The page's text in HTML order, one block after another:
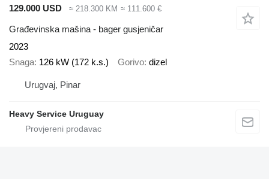
129.000 USD
≈ 218.300 KM ≈ 111.600 €
Građevinska mašina - bager gusjeničar
2023
Snaga 126 kW (172 k.s.) Gorivo dizel
Urugvaj, Pinar
Heavy Service Uruguay